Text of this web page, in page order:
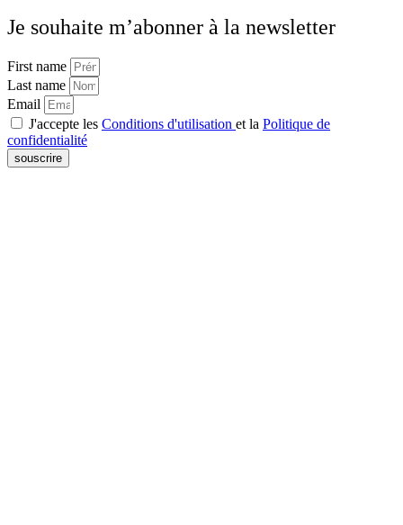
Je souhaite m’abonner à la newsletter
First name
Last name
Email
J'accepte les Conditions d'utilisation et la Politique de
confidentialité
souscrire